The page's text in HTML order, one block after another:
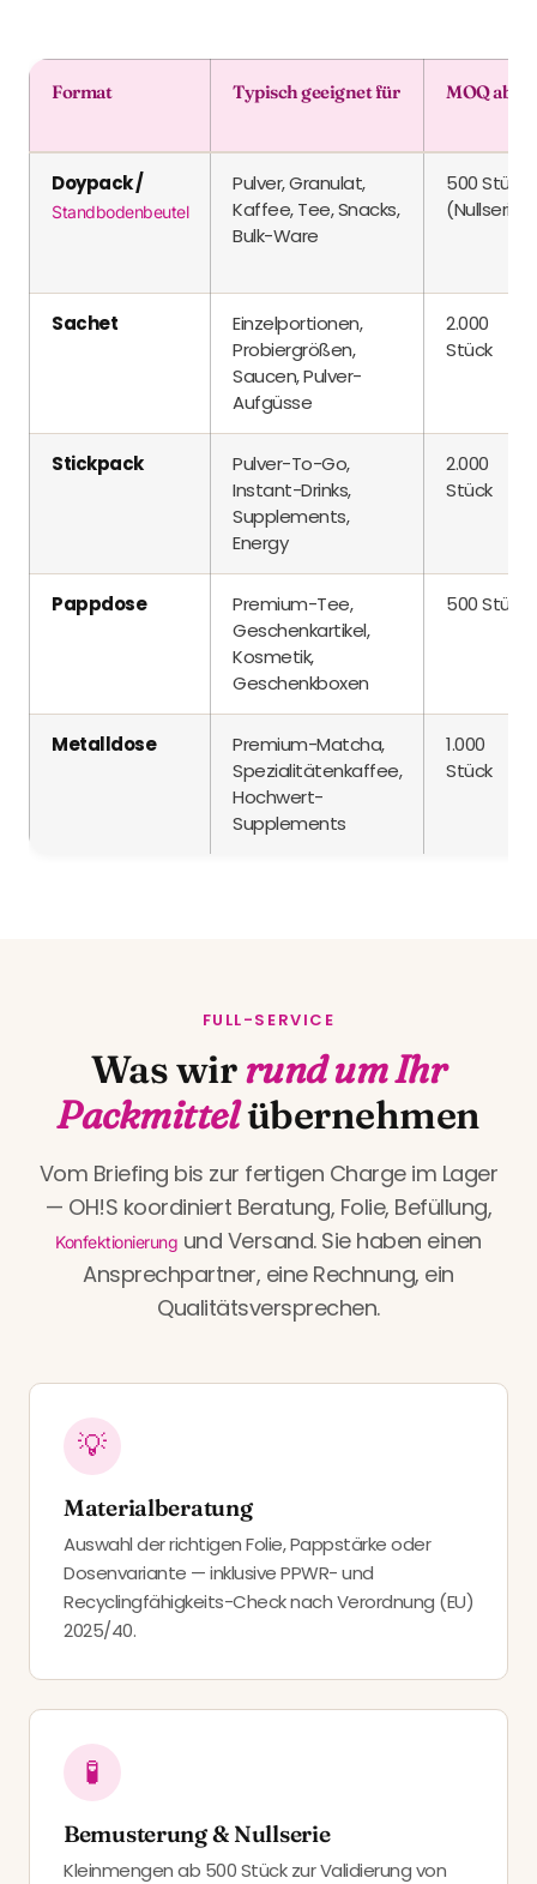
Format Typisch geeignet für MOQ ab
Doypack /
Standbodenbeutel
Pulver, Granulat,
Kaffee, Tee, Snacks,
Bulk-Ware
500 Stück
(Nullserie)
Sachet
Einzelportionen,
Probiergrößen,
Saucen, Pulver-
Aufgüsse
2.000
Stück
Stickpack
Pulver-To-Go,
Instant-Drinks,
Supplements,
Energy
2.000
Stück
Pappdose
Premium-Tee,
Geschenkartikel,
Kosmetik,
Geschenkboxen
500 Stück
Metalldose
Premium-Matcha,
Spezialitätenkaffee,
Hochwert-
Supplements
1.000
Stück
FULL-SERVICE
Was wirrund um Ihr
Packmittelübernehmen
Vom Briefing bis zur fertigen Charge im Lager
— OH!S koordiniert Beratung, Folie, Befüllung,
Konfektionierung und Versand. Sie haben einen
Ansprechpartner, eine Rechnung, ein
Qualitätsversprechen.
💡
Materialberatung
Auswahl der richtigen Folie, Pappstärke oder
Dosenvariante — inklusive PPWR- und
Recyclingfähigkeits-Check nach Verordnung (EU)
2025/40.
🧪
Bemusterung & Nullserie
Kleinmengen ab 500 Stück zur Validierung von